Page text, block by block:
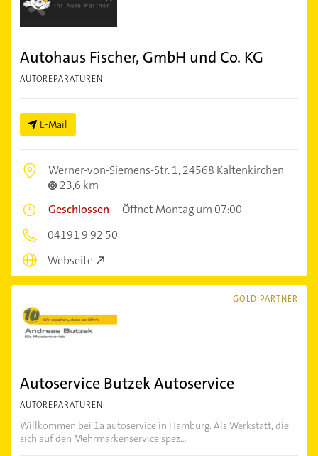
Autohaus Fischer, GmbH und Co. KG
AUTOREPARATUREN
E-Mail
Werner-von-Siemens-Str. 1,24568 Kaltenkirchen
23,6 km
Geschlossen –Öffnet Montag um 07:00
04191 9 92 50
Webseite
GOLD PARTNER
Autoservice Butzek Autoservice
AUTOREPARATUREN
Willkommen bei 1a autoservice in Hamburg. Als Werkstatt, die
sich auf den Mehrmarkenservice spez...